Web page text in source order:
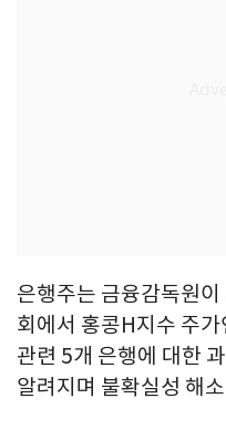
은행주는 금융감독원
회에서 홍콩H지수 주
관련 5개 은행에 대한
알려지며 불확실성 해